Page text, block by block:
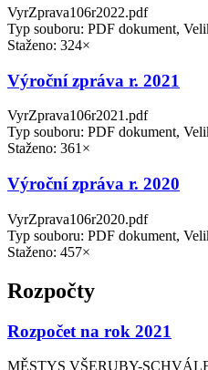
VyrZprava106r2022.pdf
Typ souboru: PDF dokument,
Staženo: 324×
Výroční zpráva r. 2021
VyrZprava106r2021.pdf
Typ souboru: PDF dokument,
Staženo: 361×
Výroční zpráva r. 2020
VyrZprava106r2020.pdf
Typ souboru: PDF dokument,
Staženo: 457×
Rozpočty
Rozpočet na rok 2021
MĚSTYS VŠERUBY-